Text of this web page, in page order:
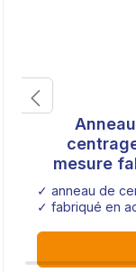
mesure
✓ anneau de
✓ fabriqué en